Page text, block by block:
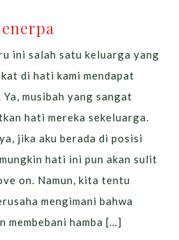
ini salah satu keluarga yang
di hati kami mendapat
Ya, musibah yang sangat
hati mereka sekeluarga.
jika aku berada di posisi
hati ini pun akan sulit
on. Namun, kita tentu
mengimani bahwa
membebani hamba […]